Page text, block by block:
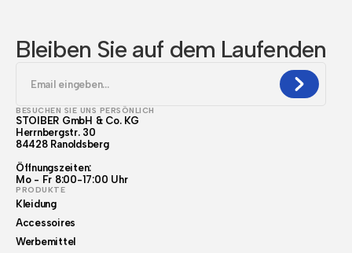
Bleiben Sie auf dem Laufenden
BESUCHEN SIE UNS PERSÖNLICH
STOIBER GmbH & Co. KG
Herrnbergstr. 30
84428 Ranoldsberg
Öffnungszeiten:
Mo - Fr 8:00-17:00 Uhr
PRODUKTE
Kleidung
Accessoires
Werbemittel